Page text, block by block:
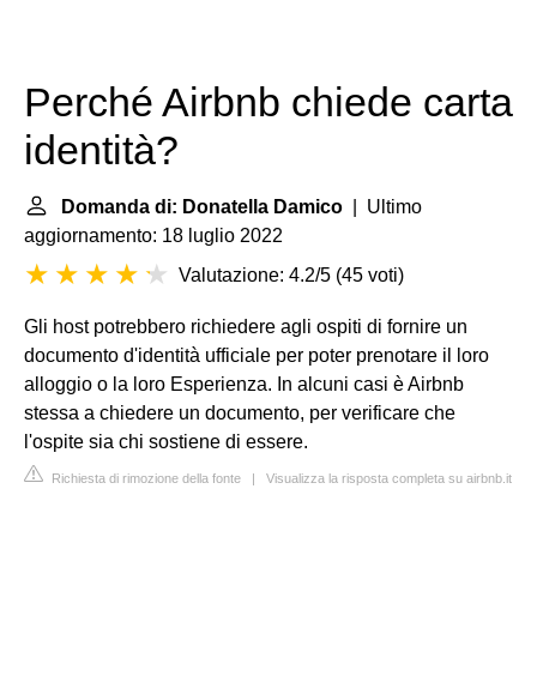
Perché Airbnb chiede carta
identità?
Domanda di: Donatella Damico | Ultimo
aggiornamento: 18 luglio 2022
Valutazione: 4.2/5 (45 voti)
Gli host potrebbero richiedere agli ospiti di fornire un
documento d'identità ufficiale per poter prenotare il loro
alloggio o la loro Esperienza. In alcuni casi è Airbnb
stessa a chiedere un documento, per verificare che
l'ospite sia chi sostiene di essere.
Richiesta di rimozione della fonte | Visualizza la risposta completa su airbnb.it